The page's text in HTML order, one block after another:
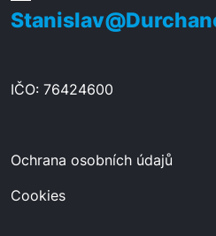
IČO: 76424600
Ochrana osobních údajů
Cookies